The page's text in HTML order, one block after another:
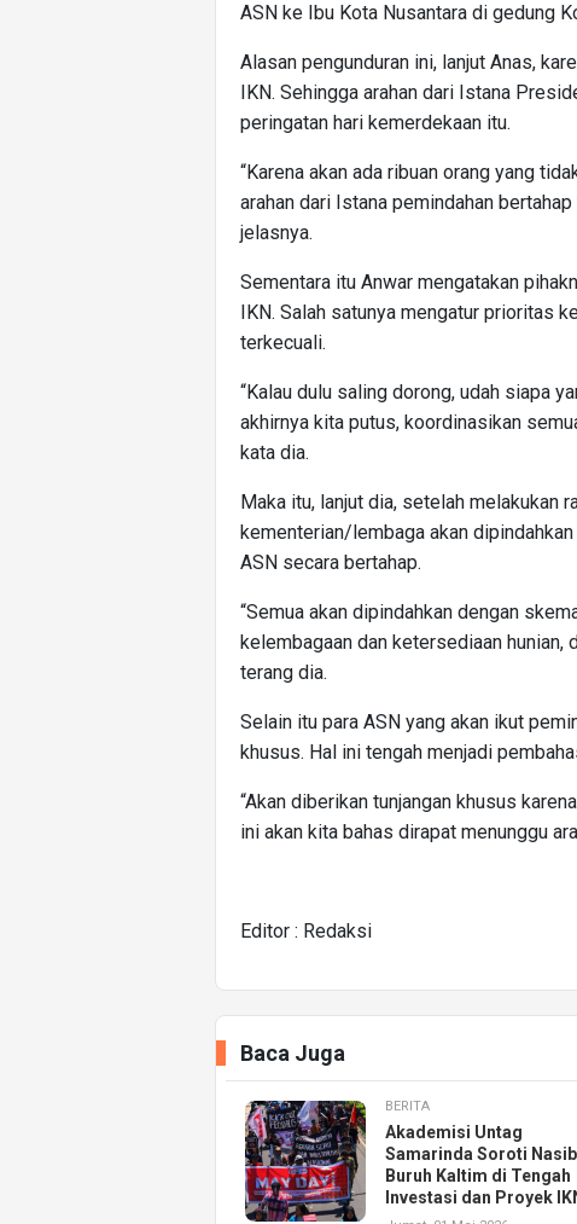
ASN ke Ibu Kota Nusantara di gedung
Alasan pengunduran ini, lanjut Anas,
IKN. Sehingga arahan dari Istana
peringatan hari kemerdekaan itu.
“Karena akan ada ribuan orang yang
arahan dari Istana pemindahan
jelasnya.
Sementara itu Anwar mengatakan
IKN. Salah satunya mengatur prioritas
terkecuali.
“Kalau dulu saling dorong, udah siapa
akhirnya kita putus, koordinasikan
kata dia.
Maka itu, lanjut dia, setelah melakukan
kementerian/lembaga akan
ASN secara bertahap.
“Semua akan dipindahkan dengan
kelembagaan dan ketersediaan hunian,
terang dia.
Selain itu para ASN yang akan ikut
khusus. Hal ini tengah menjadi
“Akan diberikan tunjangan khusus
ini akan kita bahas dirapat menunggu
Editor : Redaksi
Baca Juga
BERITA
Akademisi Untag
Samarinda Soroti Nasib
Buruh Kaltim di Tengah
Investasi dan Proyek